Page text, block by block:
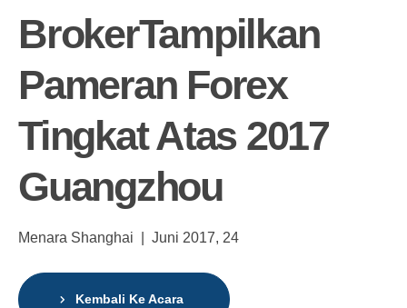
BrokerTampilkan
Pameran Forex
Tingkat Atas 2017
Guangzhou
Menara Shanghai | Juni 2017, 24
Kembali Ke Acara